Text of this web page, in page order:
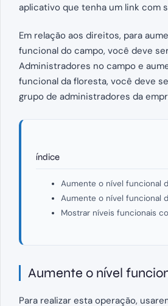
aplicativo que tenha um link com
Em relação aos direitos, para
funcional do campo, você deve
Administradores no campo e
funcional da floresta, você deve
grupo de administradores da
índice
Aumente o nível funcional
Aumente o nível funcional
Mostrar níveis funcionais
Aumente o nível
Para realizar esta operação,